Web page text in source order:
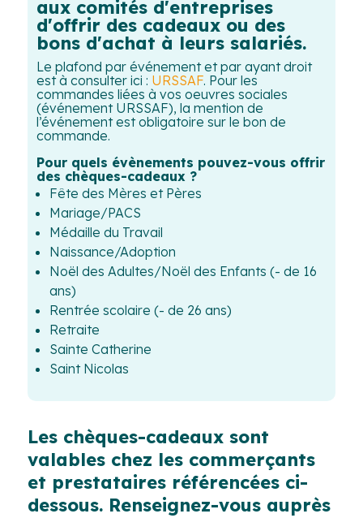
aux comités d'entreprises
d'offrir des cadeaux ou des
bons d'achat à leurs salariés.
Le plafond par événement et par ayant droit
est à consulter ici : URSSAF. Pour les
commandes liées à vos oeuvres sociales
(événement URSSAF), la mention de
l’événement est obligatoire sur le bon de
commande.
Pour quels évènements pouvez-vous offrir
des chèques-cadeaux ?
Fête des Mères et Pères
Mariage/PACS
Médaille du Travail
Naissance/Adoption
Noël des Adultes/Noël des Enfants (- de 16
ans)
Rentrée scolaire (- de 26 ans)
Retraite
Sainte Catherine
Saint Nicolas
Les chèques-cadeaux sont
valables chez les commerçants
et prestataires référencées ci-
dessous. Renseignez-vous auprès